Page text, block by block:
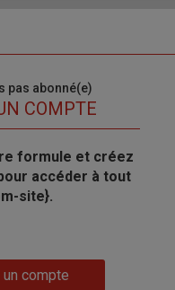
pas abonné(e)
COMPTE
formule et créez
accéder à tout
site}.
compte